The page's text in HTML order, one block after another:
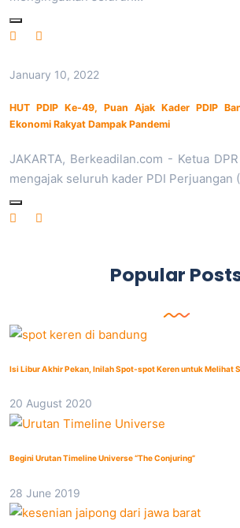
January 10, 2022
HUT PDIP Ke-49, Puan Ajak Kader PDIP
Ekonomi Rakyat Dampak Pandemi
JAKARTA, Berkeadilan.com - Ketua
mengajak seluruh kader PDI Perjuangan
Popular
Isi Libur Akhir Pekan, Inilah Spot-spot Keren untuk Melihat
20 August 2020
Begini Urutan Timeline Universe “The Conjuring”
28 June 2019